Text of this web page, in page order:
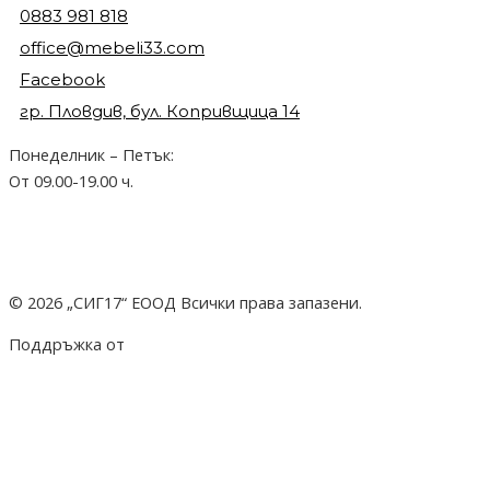
0883 981 818
office@mebeli33.com
Facebook
гр. Пловдив, бул. Копривщица 14
Понеделник – Петък:
От 09.00-19.00 ч.
© 2026 „СИГ17“ ЕООД Всички права запазени.
Поддръжка от